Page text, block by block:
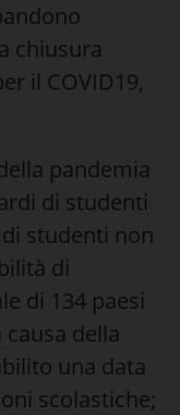
chiusura
il COVID19,
pandemia
di studenti
studenti non
di
di 134 paesi
della
una data
scolastiche;